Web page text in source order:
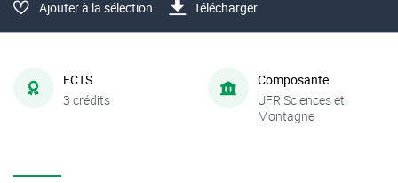
Ajouter à la sélection Télécharger
ECTS
3 crédits
Composante
UFR Sciences et
Montagne